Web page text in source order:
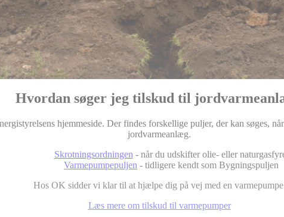
Hvordan søger jeg tilskud til
hjemmeside. Der findes forskellige puljer, der kan søges,
jordvarmeanlæg.
Skrotningsordningen - når du udskifter olie- eller
Varmepumpepuljen - tidligere kendt som Bygningspuljen
Hos OK sidder vi klar til at hjælpe dig på vej med en
Læs mere om tilskud til varmepumper